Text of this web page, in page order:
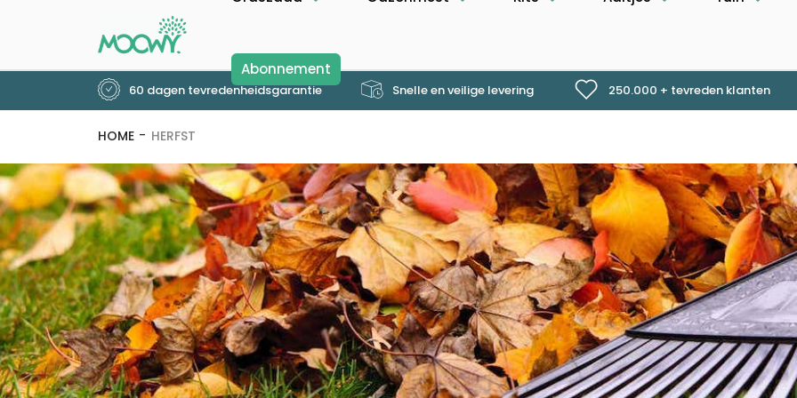
Abonnement
60 dagen tevredenheidsgarantie Snelle en veilige levering 250.000 + tevreden klanten
HOME HERFST